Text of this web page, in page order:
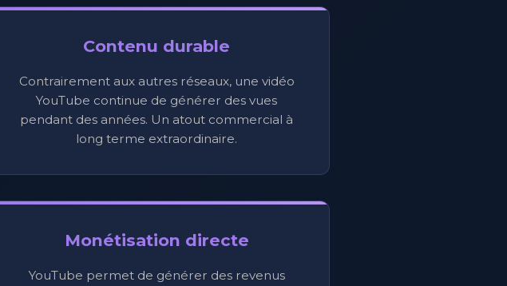
Contenu durable
Contrairement aux autres réseaux, une vidéo
YouTube continue de générer des vues
pendant des années. Un atout commercial à
long terme extraordinaire.
Monétisation directe
YouTube permet de générer des revenus